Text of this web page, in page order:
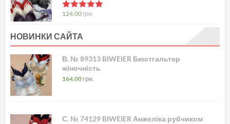
в5.00з 5
124.00 грн.
НОВИНКИ САЙТА
В. № 89313 BIWEIER Бюстгальтер
жіночність
164.00 грн.
С. № 74129 BIWEIER Анжеліка рубчиком